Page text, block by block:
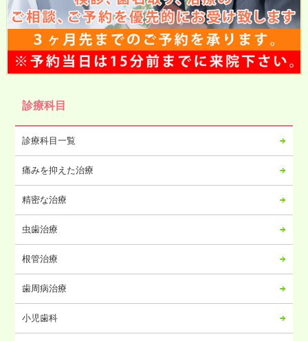
診療科目
診療科目一覧
痛みを抑えた治療
精密な治療
虫歯治療
根管治療
歯周病治療
小児歯科